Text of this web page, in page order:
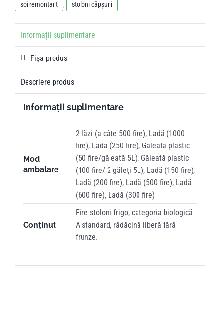
soi remontant , stoloni căpșuni
Informații suplimentare
Fișa produs
Descriere produs
Informații suplimentare
Mod
ambalare
2 lăzi (a câte 500 fire), Ladă (1000
fire), Ladă (250 fire), Găleată plastic
(50 fire/găleată 5L), Găleată plastic
(100 fire/ 2 găleți 5L), Ladă (150 fire),
Ladă (200 fire), Ladă (500 fire), Ladă
(600 fire), Ladă (300 fire)
Conținut
Fire stoloni frigo, categoria biologică
A standard, rădăcină liberă fără
frunze.